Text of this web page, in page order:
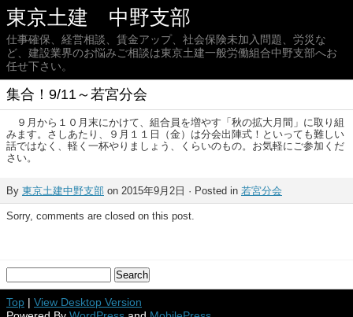
東京土建 中野支部
仕事確保、経営相談、賃金アップ、社会保険未加入問題、労災な
ど、建設業界のお悩みご相談は東京土建一般労働組合中野支部へお
任せ下さい。
集合！9/11～若宮分会
９月から１０月末にかけて、組合員を増やす「秋の拡大月間」に取り組
みます。さしあたり、９月１１日（金）は分会出陣式！といっても難しい
話ではなく、軽く一杯やりましょう、くらいのもの。お気軽にご参加くだ
さい。
By 東京土建中野支部 on 2015年9月2日 · Posted in 若宮分会
Sorry, comments are closed on this post.
Top | View Desktop Version